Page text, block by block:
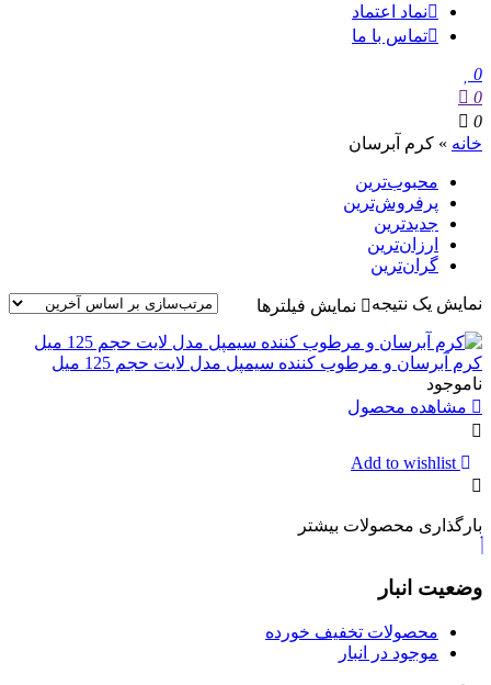
نماد اعتماد
تماس با ما
0
0
0
خانه » کرم آبرسان
محبوب‌ترین
پرفروش‌ترین
جدیدترین
ارزان‌ترین
گران‌ترین
نمایش یک نتیجه نمایش فیلترها
کرم آبرسان و مرطوب کننده سیمپل مدل لایت حجم 125 میل
ناموجود
مشاهده محصول
Add to wishlist
بارگذاری محصولات بیشتر
وضعیت انبار
محصولات تخفیف خورده
موجود در انبار